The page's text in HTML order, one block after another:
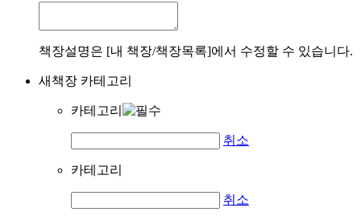
책장설명은 [내 책장/책장목록]에서 수정할 수 있습니다.
새책장 카테고리
카테고리
취소
카테고리
취소